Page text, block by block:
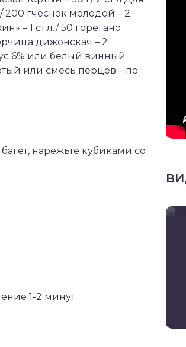
200 гчеснок молодой – 2
– 1 ст.л./ 50 горегано
дижонская – 2
6% или белый винный
или смесь перцев – по
нарежьте кубиками со
1-2 минут.